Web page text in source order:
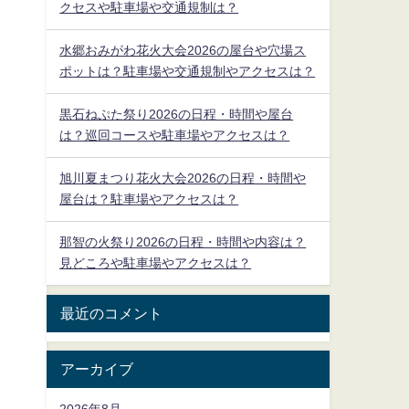
クセスや駐車場や交通規制は？
水郷おみがわ花火大会2026の屋台や穴場ス
ポットは？駐車場や交通規制やアクセスは？
黒石ねぷた祭り2026の日程・時間や屋台
は？巡回コースや駐車場やアクセスは？
旭川夏まつり花火大会2026の日程・時間や
屋台は？駐車場やアクセスは？
那智の火祭り2026の日程・時間や内容は？
見どころや駐車場やアクセスは？
最近のコメント
アーカイブ